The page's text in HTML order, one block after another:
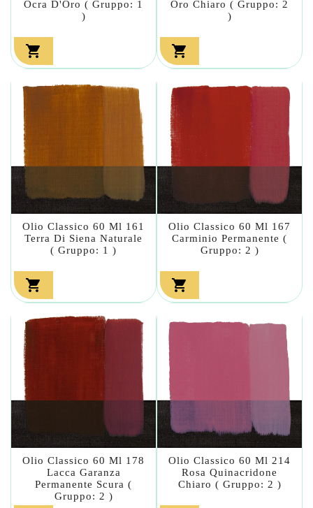
Ocra D'Oro ( Gruppo: 1
)

Oro Chiaro ( Gruppo: 2
)

Olio Classico 60 Ml 161
Terra Di Siena Naturale
( Gruppo: 1 )

Olio Classico 60 Ml 167
Carminio Permanente (
Gruppo: 2 )

Olio Classico 60 Ml 178
Lacca Garanza
Permanente Scura (
Gruppo: 2 )
Olio Classico 60 Ml 214
Rosa Quinacridone
Chiaro ( Gruppo: 2 )